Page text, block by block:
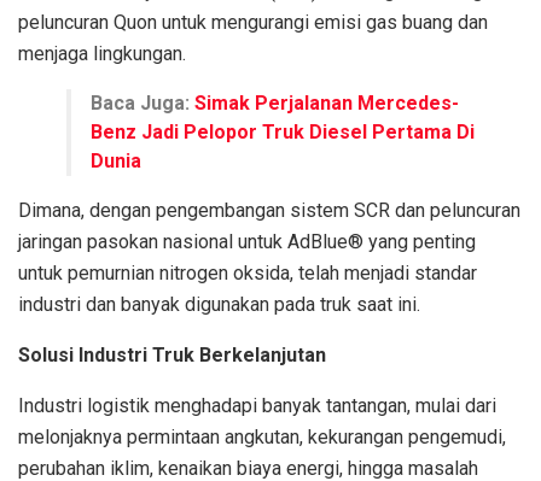
peluncuran Quon untuk mengurangi emisi gas buang dan
menjaga lingkungan.
Baca Juga: Simak Perjalanan Mercedes-
Benz Jadi Pelopor Truk Diesel Pertama Di
Dunia
Dimana, dengan pengembangan sistem SCR dan peluncuran
jaringan pasokan nasional untuk AdBlue® yang penting
untuk pemurnian nitrogen oksida, telah menjadi standar
industri dan banyak digunakan pada truk saat ini.
Solusi Industri Truk Berkelanjutan
Industri logistik menghadapi banyak tantangan, mulai dari
melonjaknya permintaan angkutan, kekurangan pengemudi,
perubahan iklim, kenaikan biaya energi, hingga masalah